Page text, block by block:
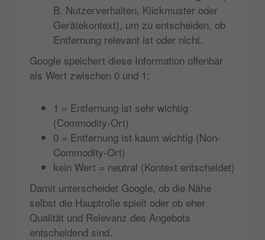
B. Nutzerverhalten, Klickmuster oder
Gerätekontext), um zu entscheiden, ob
Entfernung relevant ist oder nicht.
Google speichert diese Information offenbar
als Wert zwischen 0 und 1:
1 = Entfernung ist sehr wichtig
(Commodity-Ort)
0 = Entfernung ist kaum wichtig (Non-
Commodity-Ort)
kein Wert = neutral (Kontext entscheidet)
Damit unterscheidet Google, ob die Nähe
selbst die Hauptrolle spielt oder ob eher
Qualität und Relevanz des Angebots
entscheidend sind.